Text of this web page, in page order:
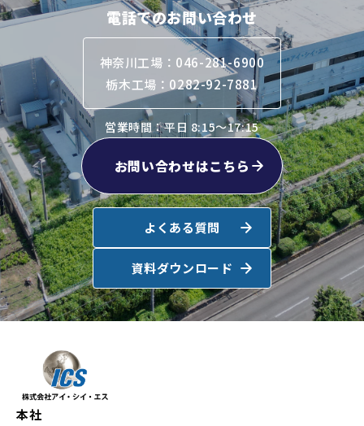
電話でのお問い合わせ
神奈川工場：046-281-6900
栃木工場：0282-92-7881
営業時間：平日 8:15～17:15
お問い合わせはこちら
よくある質問
資料ダウンロード
本社